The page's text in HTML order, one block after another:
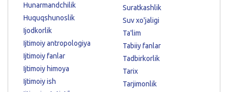
Hunarmandchilik
Huquqshunoslik
Ijodkorlik
Ijtimoiy antropologiya
Ijtimoiy fanlar
Ijtimoiy himoya
Ijtimoiy ish
Suratkashlik
Suv xo'jaligi
Ta'lim
Tabiiy fanlar
Tadbirkorlik
Tarix
Tarjimonlik